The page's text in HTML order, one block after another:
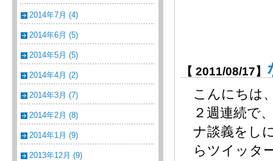
2014年7月 (4)
2014年6月 (5)
2014年5月 (5)
2014年4月 (2)
2014年3月 (7)
2014年2月 (8)
2014年1月 (9)
2013年12月 (9)
【 2011/08/17】
こんにちは
２週連続で
ナ談義をし
らツイッタ